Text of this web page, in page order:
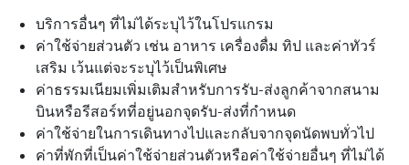
บริการอื่นๆ ที่ไม่ได้ระบุไว้ในโปรแกรม
ค่าใช้จ่ายส่วนตัว เช่น อาหาร เครื่องดื่ม ทิป และค่าทัวร์
เสริม เว้นแต่จะระบุไว้เป็นพิเศษ
ค่าธรรมเนียมเพิ่มเติมสำหรับการรับ-ส่งลูกค้าจากสนาม
บินหรือรีสอร์ทที่อยู่นอกจุดรับ-ส่งที่กำหนด
ค่าใช้จ่ายในการเดินทางไปและกลับจากจุดนัดพบทั่วไป
ค่าที่พักที่เป็นค่าใช้จ่ายส่วนตัวหรือค่าใช้จ่ายอื่นๆ ที่ไม่ได้